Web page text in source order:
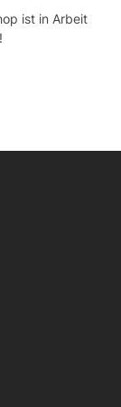
ist in Arbeit